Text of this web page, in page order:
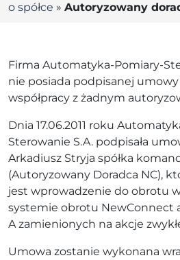
o spółce » Autoryzowany
Firma Automatyka-Pomiary-
nie posiada podpisanej umowy
współpracy z żadnym
Dnia 17.06.2011 roku
Sterowanie S.A. podpisała
Arkadiusz Stryja spółka
(Autoryzowany Doradca NC),
jest wprowadzenie do obrotu
systemie obrotu NewConnect
A zamienionych na akcje
Umowa zostanie wykonana